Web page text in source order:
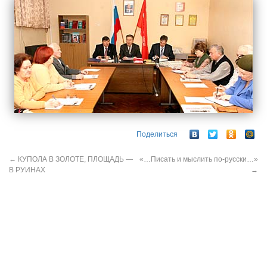
Поделиться
← КУПОЛА В ЗОЛОТЕ, ПЛОЩАДЬ —
В РУИНАХ
«…Писать и мыслить по-русски…»
→